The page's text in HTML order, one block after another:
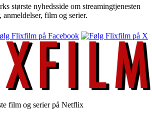
største nyhedsside om streamingtjenesten
film og serier.
film og serier på Netflix